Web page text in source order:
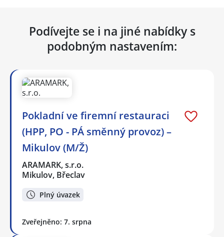
Podívejte se i na jiné nabídky s
podobným nastavením:
Pokladní ve firemní restauraci
(HPP, PO - PÁ směnný provoz) –
Mikulov (M/Ž)
ARAMARK, s.r.o.
Mikulov, Břeclav
Plný úvazek
Zveřejněno: 7. srpna